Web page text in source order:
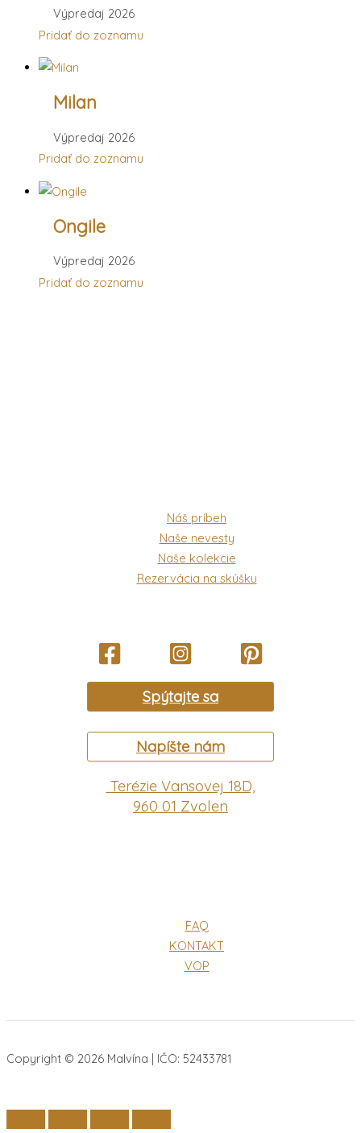
Výpredaj 2026
Pridať do zoznamu
Milan
Výpredaj 2026
Pridať do zoznamu
Ongile
Výpredaj 2026
Pridať do zoznamu
Náš príbeh
Naše nevesty
Naše kolekcie
Rezervácia na skúšku
Spýtajte sa
Napíšte nám
Terézie Vansovej 18D,
960 01 Zvolen
FAQ
KONTAKT
VOP
Copyright © 2026 Malvína | IČO: 52433781